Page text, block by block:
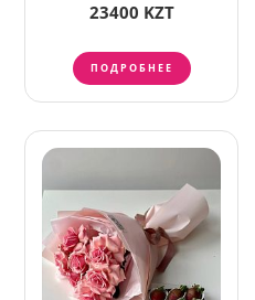
23400 KZT
ПОДРОБНЕЕ